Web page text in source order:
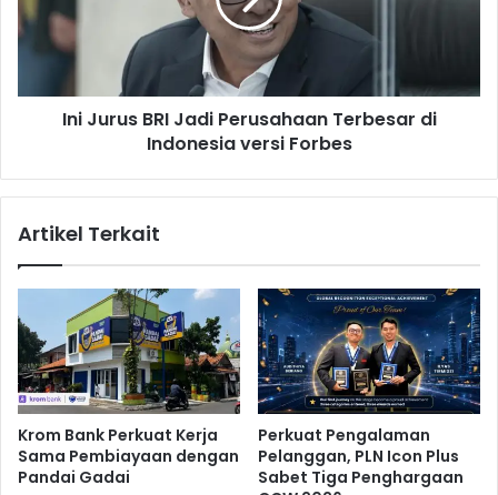
P
t
A
l
e
r
a
s
i
K
e
u
B
i
u
s
a
h
a
n
Ini Jurus BRI Jadi Perusahaan Terbesar di
Indonesia versi Forbes
Artikel Terkait
Krom Bank Perkuat Kerja
Sama Pembiayaan dengan
Pandai Gadai
Perkuat Pengalaman
Pelanggan, PLN Icon Plus
Sabet Tiga Penghargaan